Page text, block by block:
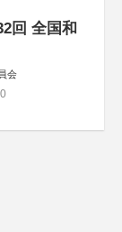
回 全国和
会